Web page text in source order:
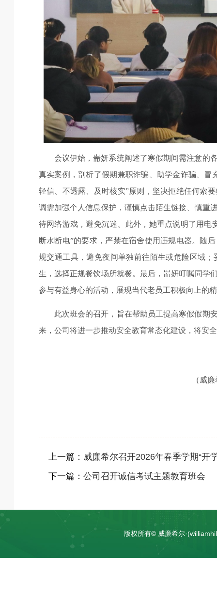
会议伊始，耑妍系统阐述了寒假期间需注意的
真实案例，剖析了假期兼职诈骗、助学金诈骗、
轻信、不透露、及时核实”原则，坚决拒绝任何索
调需加强个人信息保护，谨慎点击陌生链接、慎重
待网络游戏，避免沉迷。此外，她重点说明了用
断水断电”的要求，严禁在宿舍使用违规电器。随
规交通工具，避免夜间单独前往陌生或危险区域
生，选择正规餐饮场所就餐。最后，耑妍叮嘱同学
参与有益身心的活动，展现当代老员工积极向上的
此次班会的召开，旨在帮助员工提高寒假假期
来，公司将进一步推动安全教育常态化建设，将安
（威
上一篇： 威廉希尔召开2026年春季学期“开
下一篇： 公司召开诚信考试主题教育班会
版权所有© 威廉希尔